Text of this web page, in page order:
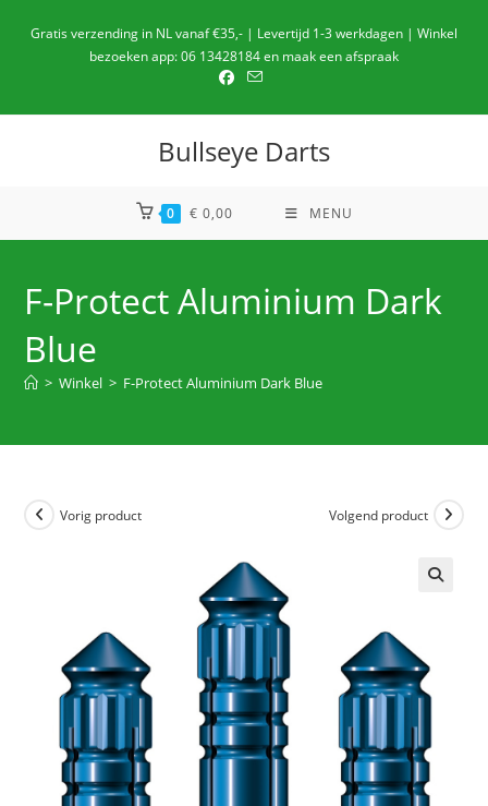
naarGratis verzending in NL vanaf €35,- | Levertijd 1-3 werkdagen | Winkel
bezoeken app: 06 13428184 en maak een afspraak
Bullseye Darts
0 € 0,00 MENU
F-Protect Aluminium Dark
Blue
> Winkel > F-Protect Aluminium Dark Blue
Vorig product Volgend product